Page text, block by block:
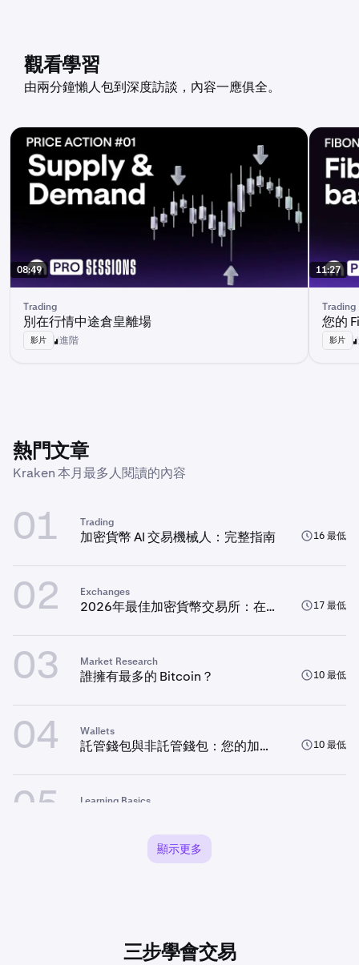
觀看學習
由兩分鐘懶人包到深度訪談，內容一應俱全。
08:49
Trading
別在行情中途倉皇離場
影片 進階
11:27
Trading
您的
影片
熱門文章
Kraken 本月最多人閱讀的內容
01 Trading
加密貨幣 AI 交易機械人：完整指南 16 最低
02 Exchanges
2026年最佳加密貨幣交易所：在你
17 最低
03 Market Research
誰擁有最多的 Bitcoin？ 10 最低
04 Wallets
託管錢包與非託管錢包：您的加密
10 最低
05 Learning Basics
2026年最佳加密貨幣期貨交易平台
顯示更多
三步學會交易